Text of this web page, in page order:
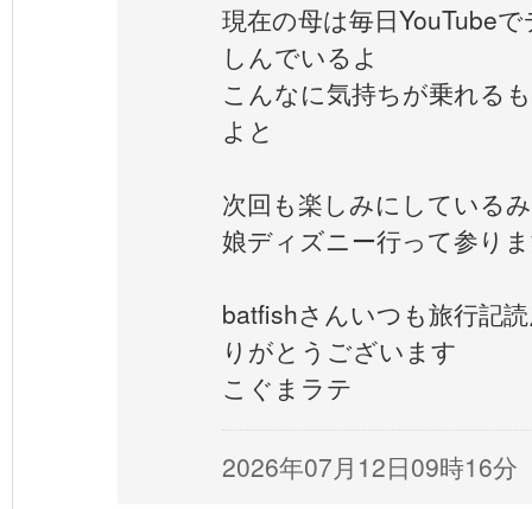
現在の母は毎日YouTube
しんでいるよ
こんなに気持ちが乗れる
よと
次回も楽しみにしている
娘ディズニー行って参り
batfishさんいつも旅行記
りがとうございます
こぐまラテ
2026年07月12日09時16分